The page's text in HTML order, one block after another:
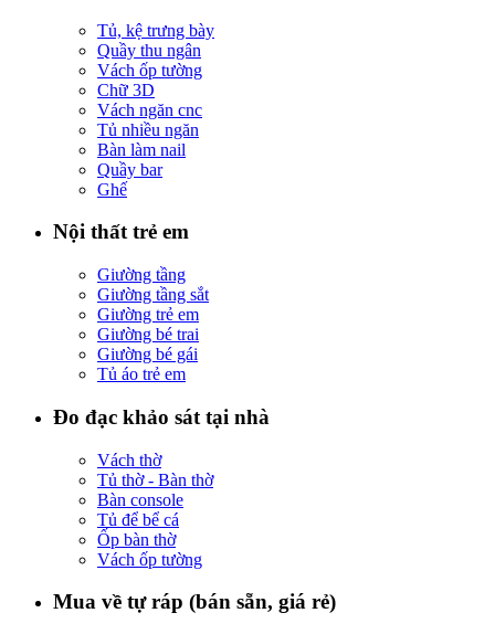
Tủ, kệ trưng bày
Quầy thu ngân
Vách ốp tường
Chữ 3D
Vách ngăn cnc
Tủ nhiều ngăn
Bàn làm nail
Quầy bar
Ghế
Nội thất trẻ em
Giường tầng
Giường tầng sắt
Giường trẻ em
Giường bé trai
Giường bé gái
Tủ áo trẻ em
Đo đạc khảo sát tại nhà
Vách thờ
Tủ thờ - Bàn thờ
Bàn console
Tủ để bể cá
Ốp bàn thờ
Vách ốp tường
Mua về tự ráp (bán sẵn, giá rẻ)